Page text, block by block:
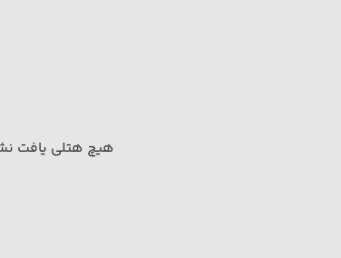
هیچ هتلی یافت